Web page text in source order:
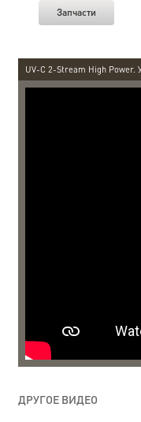
Запчасти
UV-C 2-Stream High Power.
ДРУГОЕ ВИДЕО